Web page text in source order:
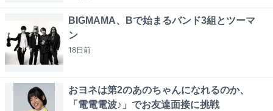
BIGMAMA、Bで始まるバンド3組とツーマ
ン
18日前
おヨネは第2のあのちゃんになれるのか、
「電電電波♪」でお友達面接に挑戦